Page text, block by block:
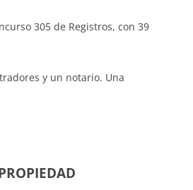
305 de Registros, con 39
y un notario. Una